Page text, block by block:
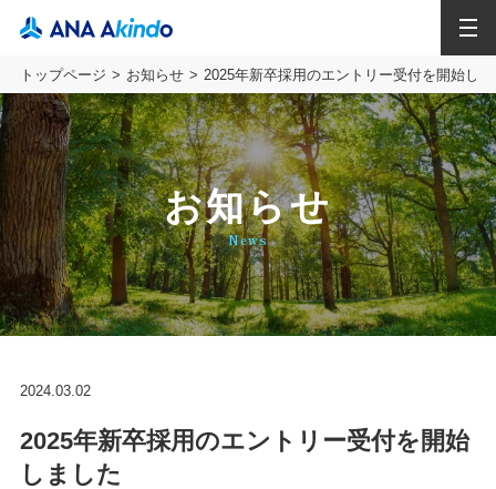
トップページ お知らせ 2025年新卒採用のエントリー受付を開始し
お知らせ
News
2024.03.02
2025年新卒採用のエントリー受付を開始
しました